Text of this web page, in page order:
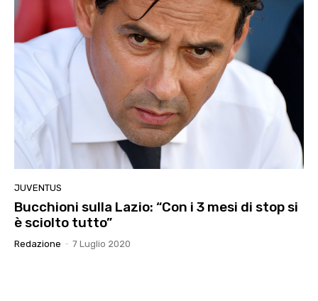
JUVENTUS
Bucchioni sulla Lazio: “Con i 3 mesi di stop si
è sciolto tutto”
Redazione - 7 Luglio 2020